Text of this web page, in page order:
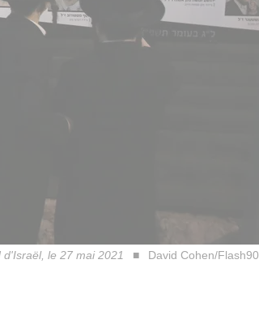
le 27 mai 2021 David Cohen/Flash90